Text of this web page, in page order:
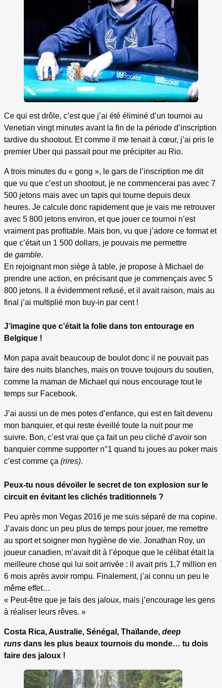
Ce qui est drôle, c’est que j’ai été éliminé d’un tournoi au
Venetian vingt minutes avant la fin de la période d’inscription
tardive du shootout. Et comme il me tenait à cœur, j’ai pris le
premier Uber qui passait pour me précipiter au Rio.
A trois minutes du « gong », le gars de l’inscription me dit
que vu que c’est un shootout, je ne commencerai pas avec 7
500 jetons mais avec un tapis qui tourne depuis deux
heures. Je calcule donc rapidement que je vais me retrouver
avec 5 800 jetons environ, et que jouer ce tournoi n’est
vraiment pas profitable. Mais bon, vu que j’adore ce format et
que c’était un 1 500 dollars, je pouvais me permettre
de gamble.
En rejoignant mon siège à table, je propose à Michael de
prendre une action, en précisant que je commençais avec 5
800 jetons. Il a évidemment refusé, et il avait raison, mais au
final j’ai multiplié mon buy-in par cent !
J’imagine que c’était la folie dans ton entourage en
Belgique !
Mon papa avait beaucoup de boulot donc il ne pouvait pas
faire des nuits blanches, mais on trouve toujours du soutien,
comme la maman de Michael qui nous encourage tout le
temps sur Facebook.
J’ai aussi un de mes potes d’enfance, qui est en fait devenu
mon banquier, et qui reste éveillé toute la nuit pour me
suivre. Bon, c’est vrai que ça fait un peu cliché d’avoir son
banquier comme supporter n°1 quand tu joues au poker mais
c’est comme ça (rires).
Peux-tu nous dévoiler le secret de ton explosion sur le
circuit en évitant les clichés traditionnels ?
Peu après mon Vegas 2016 je me suis séparé de ma copine.
J’avais donc un peu plus de temps pour jouer, me remettre
au sport et soigner mon hygiène de vie. Jonathan Roy, un
joueur canadien, m’avait dit à l’époque que le célibat était la
meilleure chose qui lui soit arrivée : il avait pris 1,7 million en
6 mois après avoir rompu. Finalement, j’ai connu un peu le
même effet…
« Peut-être que je fais des jaloux, mais j’encourage les gens
à réaliser leurs rêves. »
Costa Rica, Australie, Sénégal, Thaïlande, deep
runs dans les plus beaux tournois du monde… tu dois
faire des jaloux !